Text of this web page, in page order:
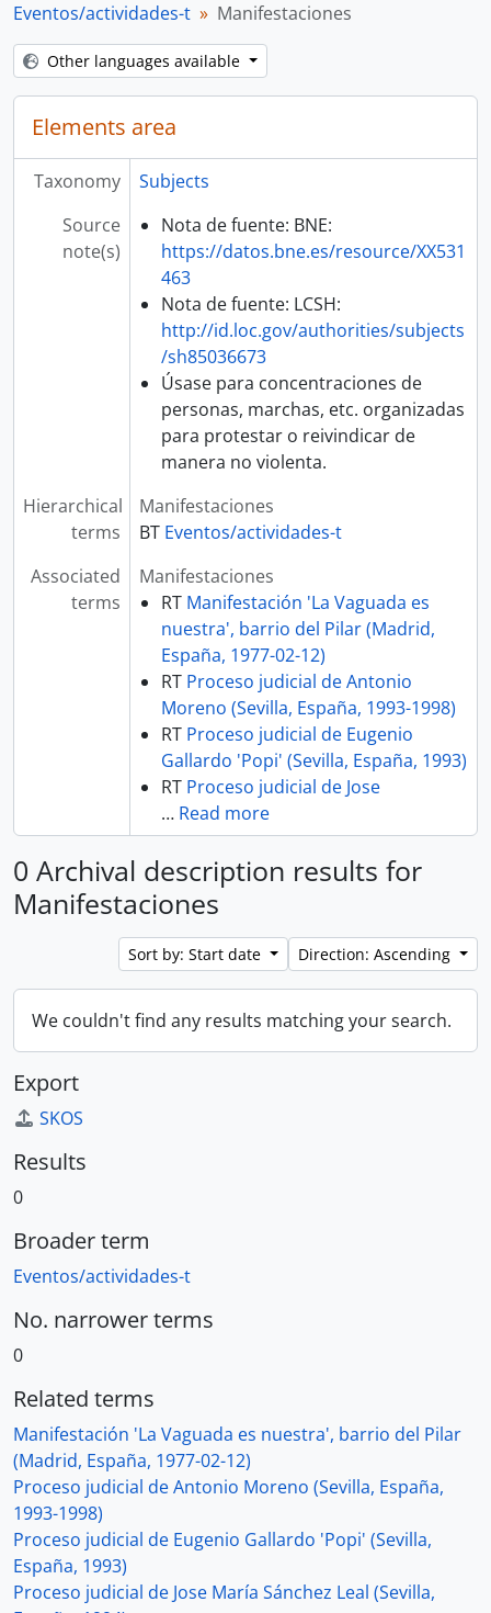
Eventos/actividades-t Manifestaciones
Other languages available
Elements area
Taxonomy
Subjects
Source
note(s)
Nota de fuente: BNE:
https://datos.bne.es/resource/XX531
463
Nota de fuente: LCSH:
http://id.loc.gov/authorities/subjects
/sh85036673
Úsase para concentraciones de
personas, marchas, etc. organizadas
para protestar o reivindicar de
manera no violenta.
Hierarchical
terms
Manifestaciones
BT Eventos/actividades-t
Associated
terms
Manifestaciones
RT Manifestación 'La Vaguada es
nuestra', barrio del Pilar (Madrid,
España, 1977-02-12)
RT Proceso judicial de Antonio
Moreno (Sevilla, España, 1993-1998)
RT Proceso judicial de Eugenio
Gallardo 'Popi' (Sevilla, España, 1993)
RT Proceso judicial de Jose
… Read more
0 Archival description results for
Manifestaciones
Sort by: Start date Direction: Ascending
We couldn't find any results matching your search.
Export
SKOS
Results
0
Broader term
Eventos/actividades-t
No. narrower terms
0
Related terms
Manifestación 'La Vaguada es nuestra', barrio del Pilar
(Madrid, España, 1977-02-12)
Proceso judicial de Antonio Moreno (Sevilla, España,
1993-1998)
Proceso judicial de Eugenio Gallardo 'Popi' (Sevilla,
España, 1993)
Proceso judicial de Jose María Sánchez Leal (Sevilla,